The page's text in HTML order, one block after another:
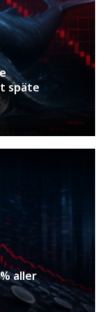
späte
aller